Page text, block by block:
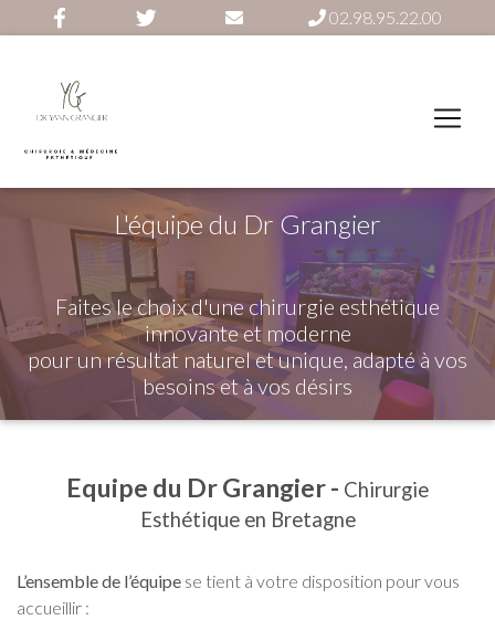
02.98.95.22.00
L'équipe du Dr Grangier
Faites le choix d'une chirurgie esthétique
innovante et moderne
pour un résultat naturel et unique, adapté à vos
besoins et à vos désirs
Equipe du Dr Grangier - Chirurgie
Esthétique en Bretagne
L’ensemble de l’équipe se tient à votre disposition pour vous
accueillir :